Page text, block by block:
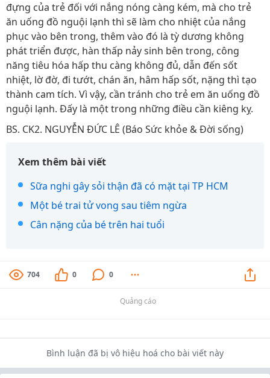
đựng của trẻ đối với nắng nóng càng kém, mà cho trẻ
ăn uống đồ nguội lạnh thì sẽ làm cho nhiệt của nắng
phục vào bên trong, thêm vào đó là tỳ dương không
phát triển được, hàn thấp nảy sinh bên trong, công
năng tiêu hóa hấp thu càng không đủ, dẫn đến sốt
nhiệt, lờ đờ, đi tướt, chán ăn, hâm hấp sốt, nặng thì tạo
thành cam tích. Vì vậy, cần tránh cho trẻ em ăn uống đồ
nguội lạnh. Đấy là một trong những điều cần kiêng kỵ.
BS. CK2. NGUYỄN ĐỨC LÊ (Báo Sức khỏe & Đời sống)
Xem thêm bài viết
Sữa nghi gây sỏi thận đã có mặt tại TP HCM
Một bé trai tử vong sau tiêm ngừa
Cân nặng của bé trên hai tuổi
704 0 0
Quảng cáo
Bình luận đã bị vô hiệu hoá cho bài viết này